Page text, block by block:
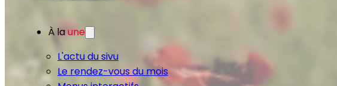
À laune
L'actu du sivu
Le rendez-vous du mois